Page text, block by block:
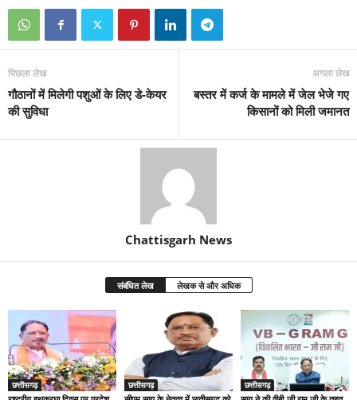
पिछला लेख
गौठानों में मिलेगी पशुओं के लिए डे-केयर
की सुविधा
अगला लेख
बस्तर में कर्ज के मामले में जेल भेजे गए
किसानों को मिली जमानत
Chattisgarh News
संबंधित लेख लेखक से और अधिक
छत्तीसगढ़ छत्तीसगढ़ छत्तीसगढ़